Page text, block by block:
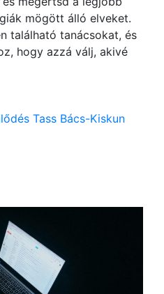
mögött álló elveket.
található tanácsokat, és
hogy azzá válj, akivé
Tass Bács-Kiskun